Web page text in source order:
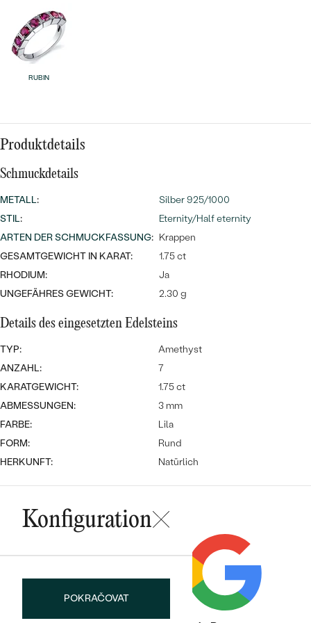
Meistverkaufte
Eheringe
MIT EDELSTEIN
NACH MATERIAL
PLATIN
SILBER
Wave Kollektion
EDELSTEINSCHMUCK
SCHMUCK MIT LAB GROWN
DIAMANTEN
MINIMALISTISCH
NACH ANLASS
NACH DER FARBE
MASSGEFERTIGTER
DIAMANTEN
Meistverkaufte
Ohrrinnge
PREISWERTE
LUXURIÖSE
Personalisierte
Halsketten
Meistverkaufte
Ringe
ANSEHEN
RUBIN
Produktdetails
Schmuckdetails
METALL:
Silber 925/1000
STIL:
Eternity/Half eternity
ARTEN DER SCHMUCKFASSUNG: Krappen
GESAMTGEWICHT IN KARAT:
1.75 ct
RHODIUM:
Ja
UNGEFÄHRES GEWICHT:
2.30 g
Details des eingesetzten Edelsteins
TYP:
Amethyst
ANZAHL:
7
KARATGEWICHT:
1.75 ct
ABMESSUNGEN:
3 mm
FARBE:
Lila
FORM:
Rund
HERKUNFT:
Natürlich
Konfiguration
POKRAČOVAT